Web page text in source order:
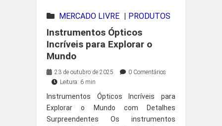
MERCADO LIVRE | PRODUTOS
EM DESTAQUE
Instrumentos Ópticos
Incríveis para Explorar o
Mundo
23 de outubro de 2025
0 Comentários
Leitura: 6 min
Instrumentos Ópticos Incríveis para
Explorar o Mundo com Detalhes
Surpreendentes Os instrumentos